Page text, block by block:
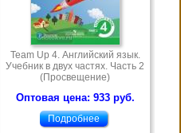
Team Up 4. Английский язык.
Учебник в двух частях. Часть 2
(Просвещение)
Оптовая цена: 933 руб.
Подробнее